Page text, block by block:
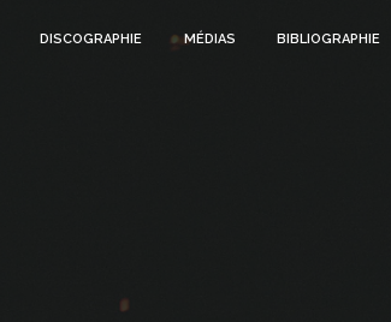
DISCOGRAPHIE MÉDIAS BIBLIOGRAPHIE